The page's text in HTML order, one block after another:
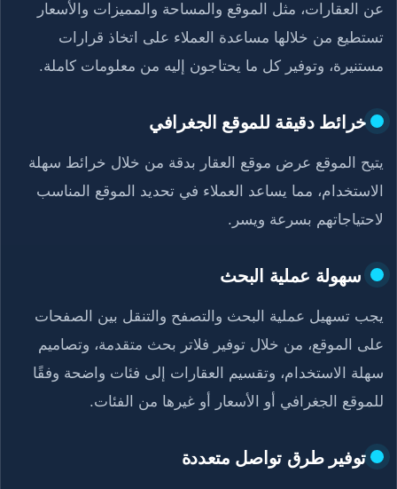
عن العقارات، مثل الموقع والمساحة والمميزات والأسعار
تستطيع من خلالها مساعدة العملاء على اتخاذ قرارات
مستنيرة، وتوفير كل ما يحتاجون إليه من معلومات كاملة.
خرائط دقيقة للموقع الجغرافي
يتيح الموقع عرض موقع العقار بدقة من خلال خرائط سهلة
الاستخدام، مما يساعد العملاء في تحديد الموقع المناسب
لاحتياجاتهم بسرعة ويسر.
سهولة عملية البحث
يجب تسهيل عملية البحث والتصفح والتنقل بين الصفحات
على الموقع، من خلال توفير فلاتر بحث متقدمة، وتصاميم
سهلة الاستخدام، وتقسيم العقارات إلى فئات واضحة وفقًا
للموقع الجغرافي أو الأسعار أو غيرها من الفئات.
توفير طرق تواصل متعددة